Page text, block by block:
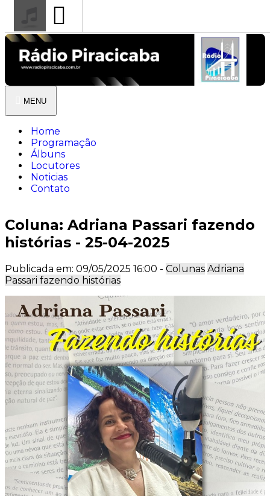
MENU
Home
Programação
Álbuns
Locutores
Noticias
Contato
Coluna: Adriana Passari fazendo
histórias - 25-04-2025
Publicada em: 09/05/2025 16:00 - Colunas Adriana
Passari fazendo histórias